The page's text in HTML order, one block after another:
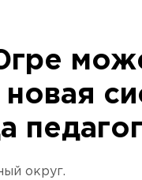
новая
округ.